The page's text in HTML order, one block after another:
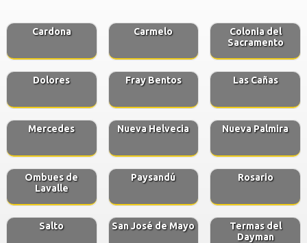
Cardona Carmelo
Colonia del
Sacramento
Dolores Fray Bentos Las Cañas
Mercedes Nueva Helvecia Nueva Palmira
Ombues de
Lavalle
Paysandú Rosario
Salto San José de Mayo
Termas del
Dayman